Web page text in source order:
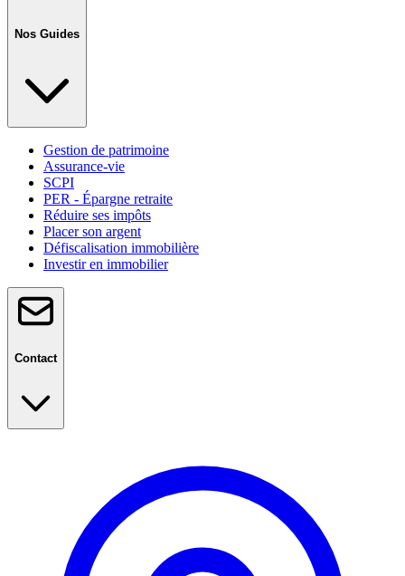
Nos Guides
Gestion de patrimoine
Assurance-vie
SCPI
PER - Épargne retraite
Réduire ses impôts
Placer son argent
Défiscalisation immobilière
Investir en immobilier
Contact